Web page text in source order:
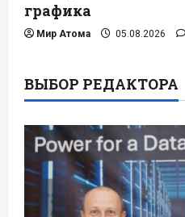
графика
Мир Атома 05.08.2026
ВЫБОР РЕДАКТОРА